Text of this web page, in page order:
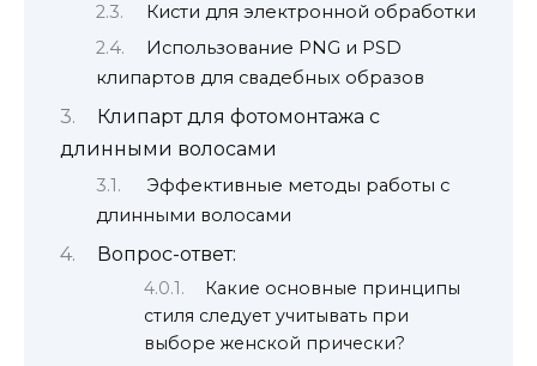
Кисти для электронной обработки
Использование PNG и PSD
клипартов для свадебных образов
Клипарт для фотомонтажа с
длинными волосами
Эффективные методы работы с
длинными волосами
Вопрос-ответ:
Какие основные принципы
стиля следует учитывать при
выборе женской прически?